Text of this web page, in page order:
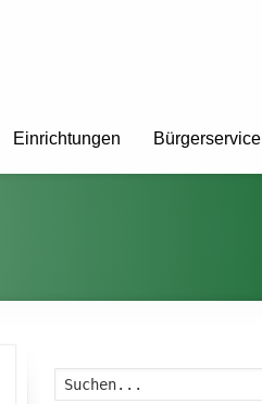
Einrichtungen Bürgerservice